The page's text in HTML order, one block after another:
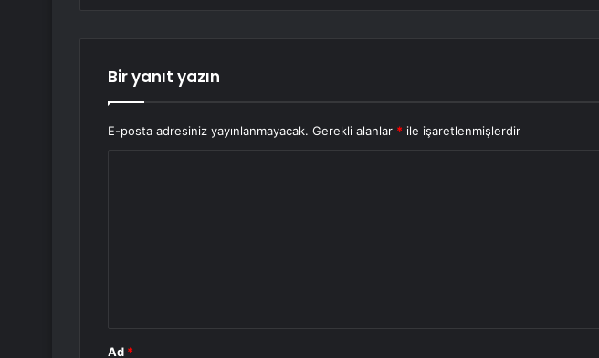
Bir yanıt yazın
E-posta adresiniz yayınlanmayacak. Gerekli alanlar * ile işaretlenmişlerdir
Ad *